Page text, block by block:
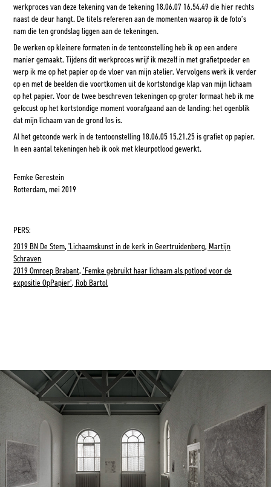
werkproces van deze tekening van de tekening 18.06.07 16.54.49 die hier rechts
naast de deur hangt. De titels refereren aan de momenten waarop ik de foto’s
nam die ten grondslag liggen aan de tekeningen.
De werken op kleinere formaten in de tentoonstelling heb ik op een andere
manier gemaakt. Tijdens dit werkproces wrijf ik mezelf in met grafietpoeder en
werp ik me op het papier op de vloer van mijn atelier. Vervolgens werk ik verder
op en met de beelden die voortkomen uit de kortstondige klap van mijn lichaam
op het papier. Voor de twee beschreven tekeningen op groter formaat heb ik me
gefocust op het kortstondige moment voorafgaand aan de landing: het ogenblik
dat mijn lichaam van de grond los is.
Al het getoonde werk in de tentoonstelling 18.06.05 15.21.25 is grafiet op papier.
In een aantal tekeningen heb ik ook met kleurpotlood gewerkt.
Femke Gerestein
Rotterdam, mei 2019​​​​​​​
PERS:
2019 BN De Stem, 'Lichaamskunst in de kerk in Geertruidenberg, Martijn
Schraven
2019 Omroep Brabant, ‘Femke gebruikt haar lichaam als potlood voor de
expositie OpPapier’, Rob Bartol